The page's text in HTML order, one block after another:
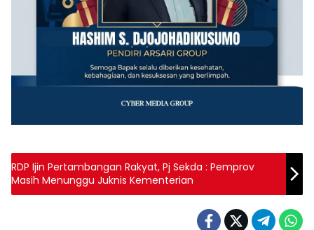
RDP Ijin Pertambangan Rakyat, Pj Sekda : Pemprov
Masih Menunggu Juknis Kementerian